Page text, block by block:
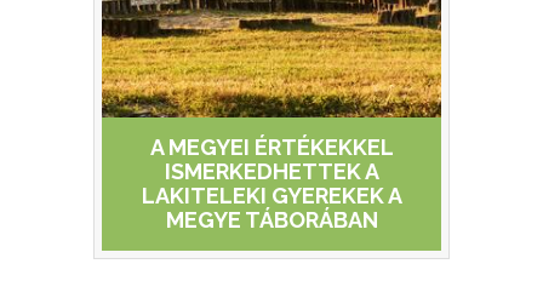
A MEGYEI ÉRTÉKEKKEL
ISMERKEDHETTEK A
LAKITELEKI GYEREKEK A
MEGYE TÁBORÁBAN